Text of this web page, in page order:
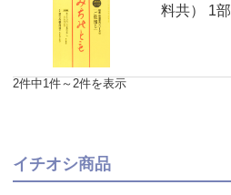
料共） 1部
2件中1件～2件を表示
イチオシ商品